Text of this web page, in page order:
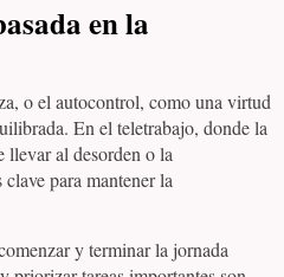
en la
o el autocontrol, como una virtud
En el teletrabajo, donde la
llevar al desorden o la
para mantener la
y terminar la jornada